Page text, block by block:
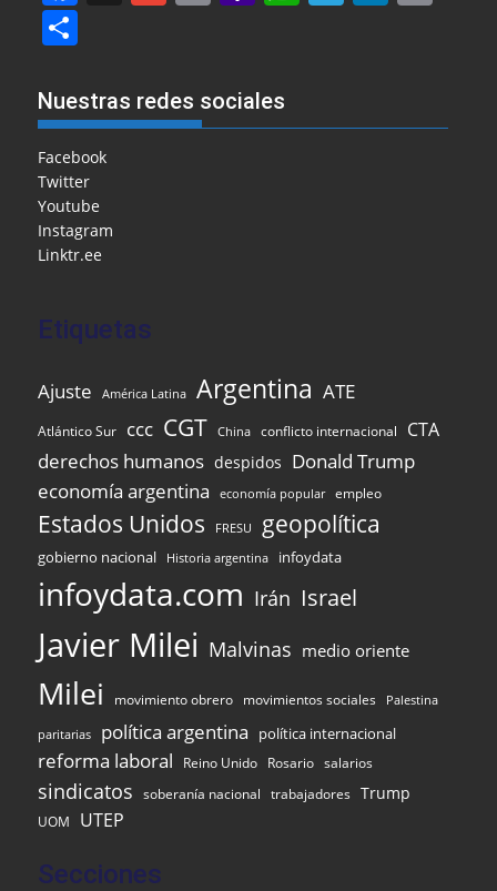
e
b
o
o
k
l l o
o A a dI
ar
e
Nuestras redes sociales
Facebook
Twitter
Youtube
Instagram
Linktr.ee
Etiquetas
Ajuste América Latina Argentina ATE
Atlántico Sur ccc CGT China conflicto internacional CTA
derechos humanos despidos Donald Trump
economía argentina
economía popular empleo
Estados Unidos FRESU geopolítica
gobierno nacional Historia argentina infoydata
infoydata.com Irán Israel
Javier Milei Malvinas medio oriente
Milei movimiento obrero movimientos sociales Palestina
paritarias política argentina política internacional
reforma laboral Reino Unido Rosario salarios
sindicatos soberanía nacional trabajadores Trump
UOM UTEP
Secciones